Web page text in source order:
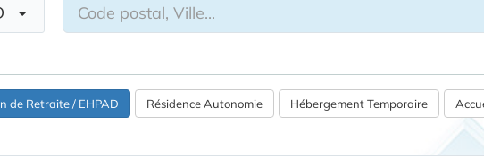
de Retraite / EHPAD Résidence Autonomie Hébergement Temporaire